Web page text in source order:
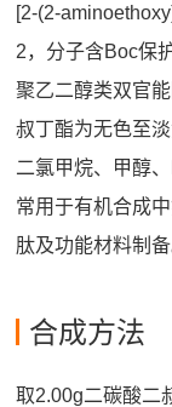
[2-(2-
2，分子含Boc保
聚乙二醇类双官
叔丁酯为无色至
二氯甲烷、甲醇
常用于有机合成
肽及功能材料制备
合成方法
取2.00g二碳酸二